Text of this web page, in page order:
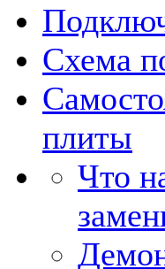
Схема
плиты
Что